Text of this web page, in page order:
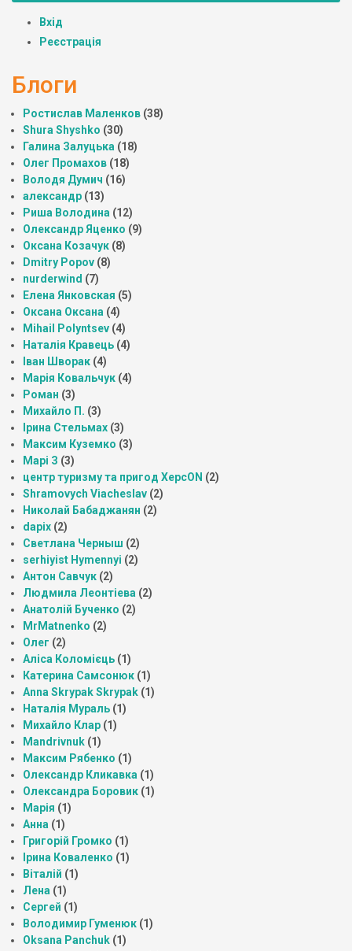
Вхід
Реєстрація
Блоги
Ростислав Маленков (38)
Shura Shyshko (30)
Галина Залуцька (18)
Олег Промахов (18)
Володя Думич (16)
александр (13)
Риша Володина (12)
Олександр Яценко (9)
Оксана Козачук (8)
Dmitry Popov (8)
nurderwind (7)
Елена Янковская (5)
Оксана Оксана (4)
Mihail Polyntsev (4)
Наталія Кравець (4)
Іван Шворак (4)
Марія Ковальчук (4)
Роман (3)
Михайло П. (3)
Ірина Стельмах (3)
Максим Куземко (3)
Марі З (3)
центр туризму та пригод ХерсON (2)
Shramovych Viacheslav (2)
Николай Бабаджанян (2)
dapix (2)
Светлана Черныш (2)
serhiyist Hymennyi (2)
Антон Савчук (2)
Людмила Леонтіева (2)
Анатолій Бученко (2)
MrMatnenko (2)
Олег (2)
Аліса Коломієць (1)
Катерина Самсонюк (1)
Anna Skrypak Skrypak (1)
Наталія Мураль (1)
Михайло Клар (1)
Mandrivnuk (1)
Максим Рябенко (1)
Олександр Кликавка (1)
Олександра Боровик (1)
Марія (1)
Анна (1)
Григорій Громко (1)
Ірина Коваленко (1)
Віталій (1)
Лена (1)
Сергей (1)
Володимир Гуменюк (1)
Oksana Panchuk (1)